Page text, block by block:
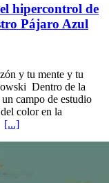
hipercontrol de
Pájaro Azul
y tu mente y tu
Dentro de la
campo de estudio
color en la
[...]